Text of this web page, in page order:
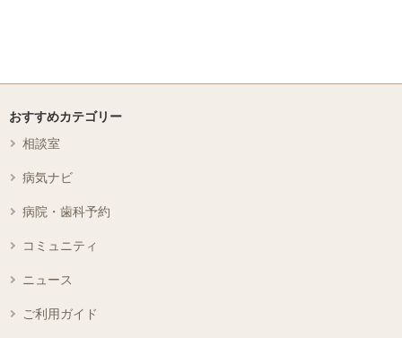
おすすめカテゴリー
相談室
病気ナビ
病院・歯科予約
コミュニティ
ニュース
ご利用ガイド